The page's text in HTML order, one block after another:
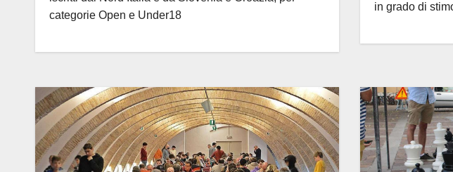
categorie Open e Under18
in grado di